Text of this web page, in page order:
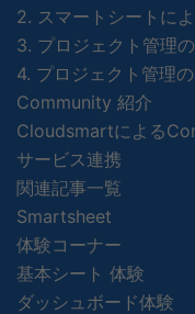
2. スマートシートに
3. プロジェクト管理
4. プロジェクト管理
Community 紹介
Cloudsmartによる
サービス連携
関連記事一覧
Smartsheet
体験コーナー
基本シート 体験
ダッシュボード体験